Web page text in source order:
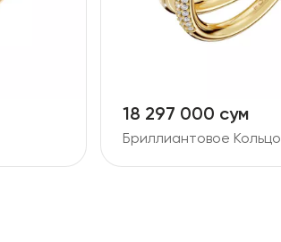
18 297 000 сум
Бриллиантовое Кольцо